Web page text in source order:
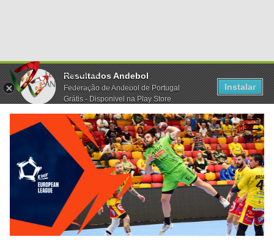
Resultados Andebol
Federação de Andebol de Portugal
Grátis - Disponivel na Play Store
Instalar